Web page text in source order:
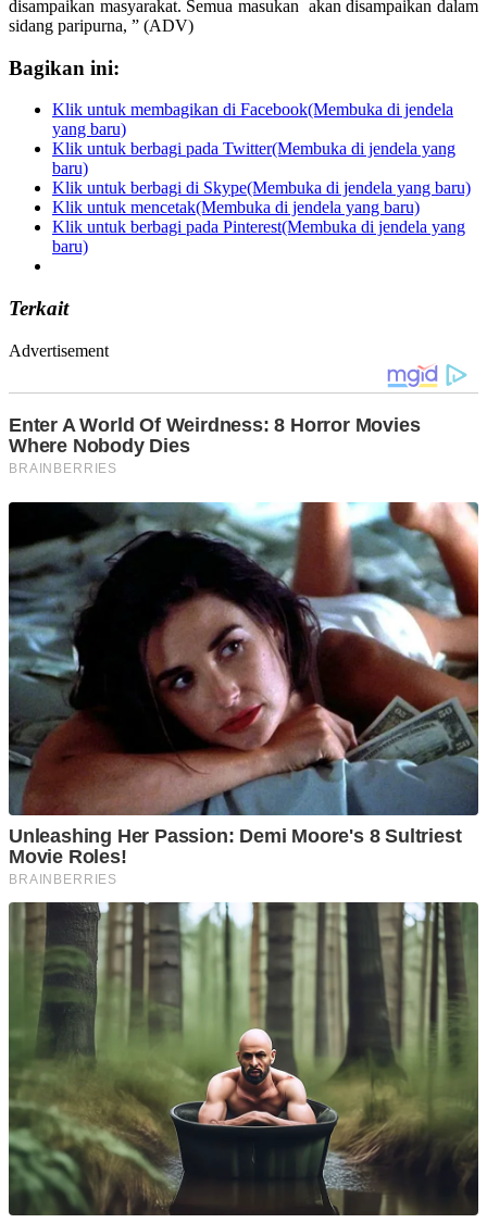
disampaikan masyarakat. Semua masukan akan disampaikan dalam
sidang paripurna, ” (ADV)
Bagikan ini:
Klik untuk membagikan di Facebook(Membuka di jendela
yang baru)
Klik untuk berbagi pada Twitter(Membuka di jendela yang
baru)
Klik untuk berbagi di Skype(Membuka di jendela yang baru)
Klik untuk mencetak(Membuka di jendela yang baru)
Klik untuk berbagi pada Pinterest(Membuka di jendela yang
baru)
Terkait
Advertisement